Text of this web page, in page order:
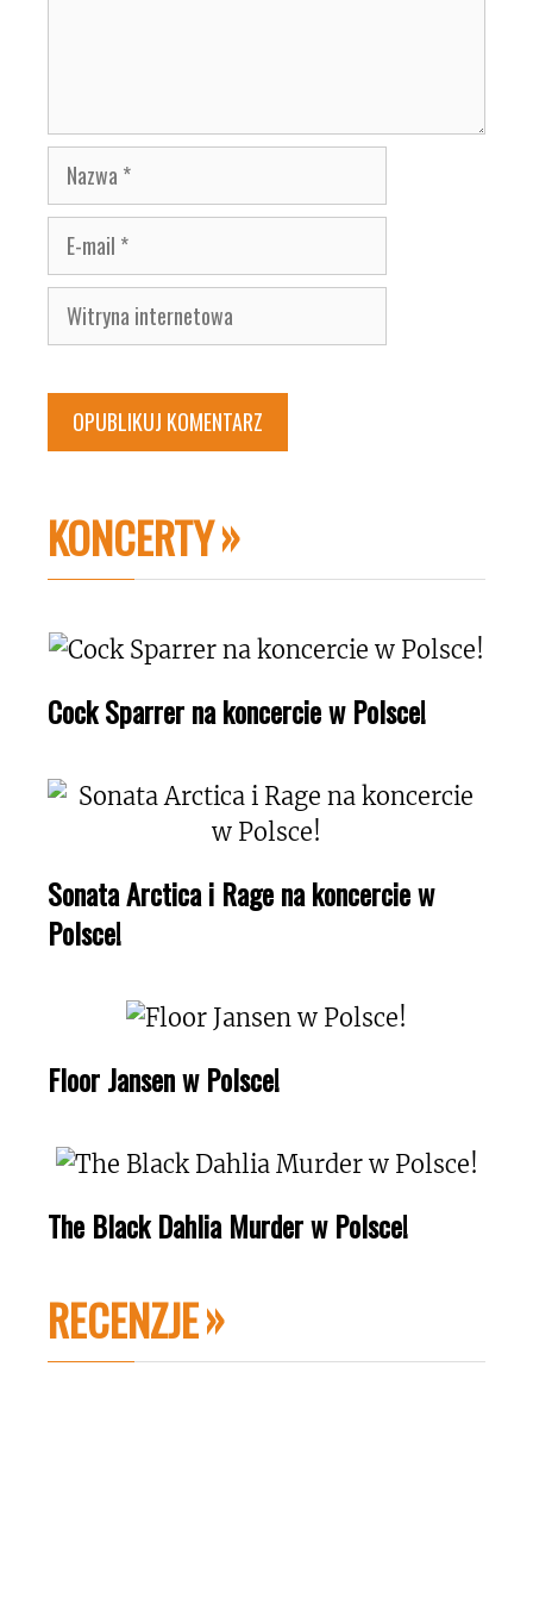
Nazwa
E-
mail
Witryna
internetowa
KONCERTY
Cock Sparrer na koncercie w Polsce!
Sonata Arctica i Rage na koncercie w
Polsce!
Floor Jansen w Polsce!
The Black Dahlia Murder w Polsce!
RECENZJE